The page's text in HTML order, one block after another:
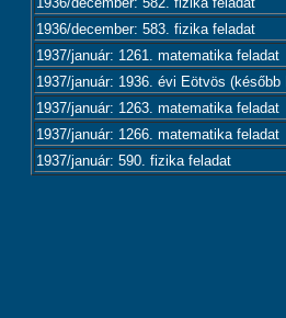
1936/december: 583. fizika feladat
1937/január: 1261. matematika feladat
1937/január: 1936. évi Eötvös
1937/január: 1263. matematika feladat
1937/január: 1266. matematika feladat
1937/január: 590. fizika feladat